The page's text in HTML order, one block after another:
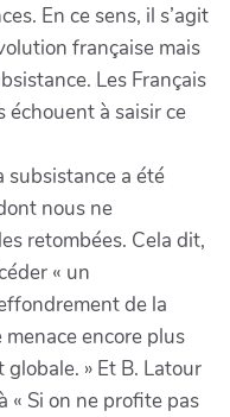
En ce sens, il s’agit
française mais
Les Français
échouent à saisir ce
subsistance a été
nous ne
retombées. Cela dit,
« un
de la
encore plus
» Et B. Latour
« Si on ne profite pas